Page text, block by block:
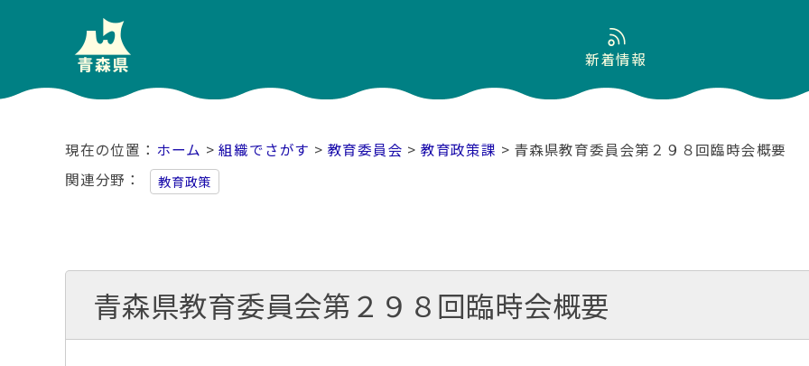
新着情報
ホーム >組織でさがす > 教育委員会 > 教育政策課 > 青森県教育委員会第２９８回臨時会概要
関連分野
教育政策
青森県教育委員会第２９８回臨時会概要